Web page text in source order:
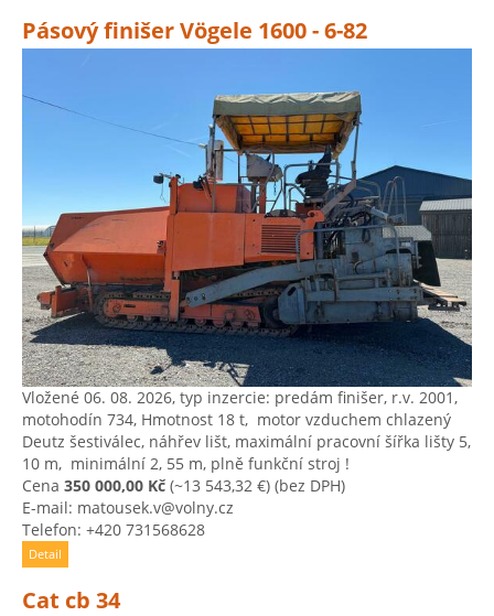
Pásový finišer Vögele 1600 - 6-82
Vložené 06. 08. 2026, typ inzercie: predám finišer, r.v. 2001,
motohodín 734, Hmotnost 18 t, ​ motor vzduchem chlazený
Deutz šestiválec, ​náhřev lišt, ​maximální pracovní šířka lišty 5,
​10 m, ​ minimální 2, ​55 m, ​plně funkční stroj !
Cena 350 000,00 Kč (~13 543,32 €) (bez DPH)
E-mail: matousek.v@volny.cz
Telefon: +420 731568628
Detail
Cat cb 34